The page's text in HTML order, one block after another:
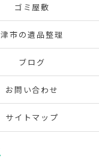
ゴミ屋敷
津市の遺品整理
ブログ
お問い合わせ
サイトマップ